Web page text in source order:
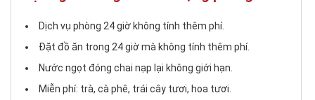
Dịch vụ phòng 24 giờ không tính thêm phí.
Đặt đồ ăn trong 24 giờ mà không tính thêm phí.
Nước ngọt đóng chai nạp lại không giới hạn.
Miễn phí: trà, cà phê, trái cây tươi, hoa tươi.